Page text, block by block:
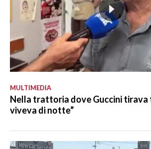
MULTIMEDIA
Nella trattoria dove Guccini tirava
viveva di notte”